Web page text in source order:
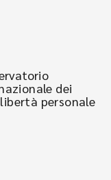
dei
personale